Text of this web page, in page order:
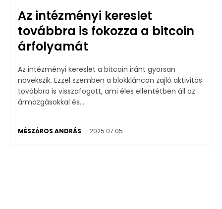
Az intézményi kereslet
továbbra is fokozza a bitcoin
árfolyamát
Az intézményi kereslet a bitcoin iránt gyorsan
növekszik. Ezzel szemben a blokkláncon zajló aktivitás
továbbra is visszafogott, ami éles ellentétben áll az
ármozgásokkal és...
MÉSZÁROS ANDRÁS - 2025.07.05.